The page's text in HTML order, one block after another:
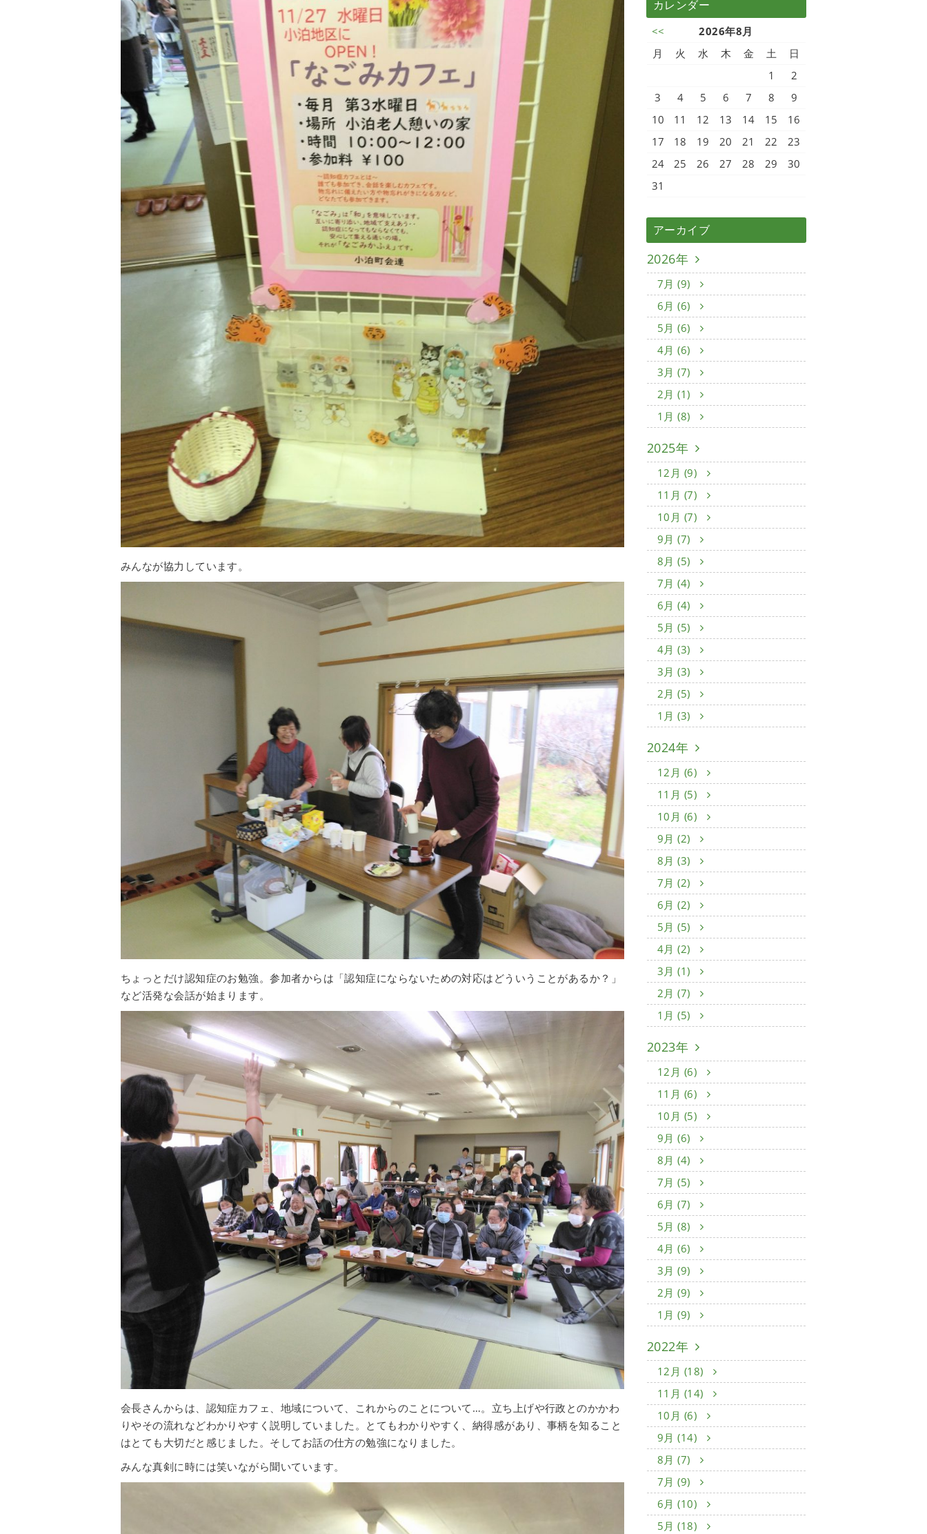
みんなが協力しています。
ちょっとだけ認知症のお勉強。参加者からは「認知症にならないための対応はどういうことがあるか？」
など活発な会話が始まります。
会長さんからは、認知症カフェ、地域について、これからのことについて…。立ち上げや行政とのかかわ
りやその流れなどわかりやすく説明していました。とてもわかりやすく、納得感があり、事柄を知ること
はとても大切だと感じました。そしてお話の仕方の勉強になりました。
みんな真剣に時には笑いながら聞いています。
カレンダー
<<
2026年8月
月
火 水 木 金 土
日
1
2
3
4 5 6 7 8
9
10
11 12 13 14 15
16
17
18 19 20 21 22
23
24
25 26 27 28 29
30
31
アーカイブ
2026年
7月 (9)
6月 (6)
5月 (6)
4月 (6)
3月 (7)
2月 (1)
1月 (8)
2025年
12月 (9)
11月 (7)
10月 (7)
9月 (7)
8月 (5)
7月 (4)
6月 (4)
5月 (5)
4月 (3)
3月 (3)
2月 (5)
1月 (3)
2024年
12月 (6)
11月 (5)
10月 (6)
9月 (2)
8月 (3)
7月 (2)
6月 (2)
5月 (5)
4月 (2)
3月 (1)
2月 (7)
1月 (5)
2023年
12月 (6)
11月 (6)
10月 (5)
9月 (6)
8月 (4)
7月 (5)
6月 (7)
5月 (8)
4月 (6)
3月 (9)
2月 (9)
1月 (9)
2022年
12月 (18)
11月 (14)
10月 (6)
9月 (14)
8月 (7)
7月 (9)
6月 (10)
5月 (18)